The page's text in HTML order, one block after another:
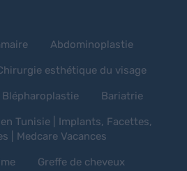
Abdominoplastie
esthétique du visage
Blépharoplastie Bariatrie
Tunisie | Implants, Facettes,
| Medcare Vacances
Greffe de cheveux